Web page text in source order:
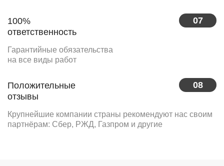
07
100%
ответственность
Гарантийные обязательства
на все виды работ
08
Положительные
отзывы
Крупнейшие компании страны рекомендуют нас своим
партнёрам: Сбер, РЖД, Газпром и другие